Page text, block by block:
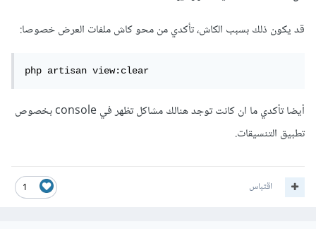
قد يكون ذلك بسبب الكاش، تأكدي من محو كاش ملفات العرض خصوصا:
php artisan view:clear
أيضا تأكدي ما ان كانت توجد هنالك مشاكل تظهر في console بخصوص
تطبيق التنسيقات.
1 اقتباس